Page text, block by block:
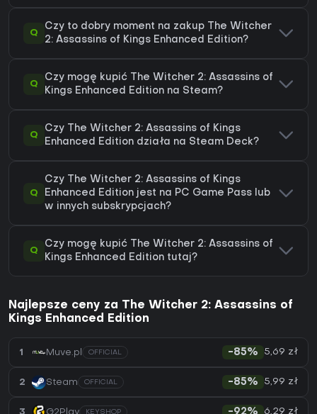
Q
Czy to dobry moment na zakup The Witcher
2: Assassins of Kings Enhanced Edition?
Q
Czy mogę kupić The Witcher 2: Assassins of
Kings Enhanced Edition na Steam?
Q
Czy The Witcher 2: Assassins of Kings
Enhanced Edition działa na Steam Deck?
Q
Czy The Witcher 2: Assassins of Kings
Enhanced Edition jest na PC Game Pass lub
w innych subskrypcjach?
Q
Czy mogę kupić The Witcher 2: Assassins of
Kings Enhanced Edition tutaj?
Najlepsze ceny za The Witcher 2: Assassins of
Kings Enhanced Edition
1 Muve.pl OFFICIAL -85% 5,69 zł
2 Steam OFFICIAL -85% 5,99 zł
3 G2Play KEYSHOP 6,29 zł